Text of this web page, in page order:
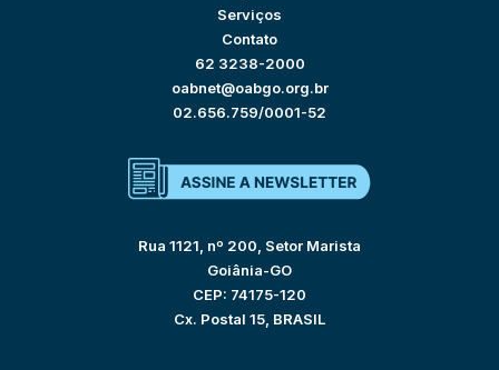
Serviços
Contato
62 3238-2000
oabnet@oabgo.org.br
02.656.759/0001-52
Rua 1121, nº 200, Setor Marista
Goiânia-GO
CEP: 74175-120
Cx. Postal 15, BRASIL